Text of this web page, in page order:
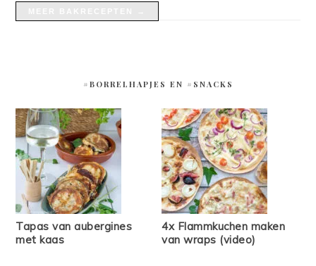
#BORRELHAPJES EN #SNACKS
Tapas van aubergines
met kaas
4x Flammkuchen maken
van wraps (video)